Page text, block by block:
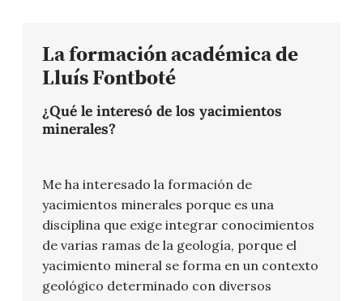
La formación académica de
Lluís Fontboté
¿Qué le interesó de los yacimientos
minerales?
Me ha interesado la formación de
yacimientos minerales porque es una
disciplina que exige integrar conocimientos
de varias ramas de la geología, porque el
yacimiento mineral se forma en un contexto
geológico determinado con diversos